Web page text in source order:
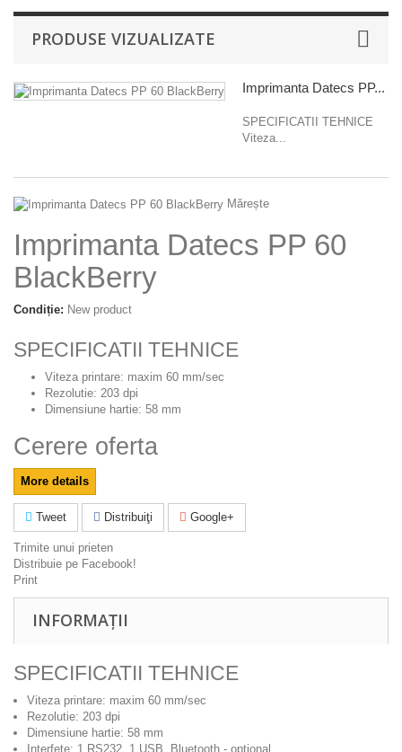
PRODUSE VIZUALIZATE
Imprimanta Datecs PP...
SPECIFICATII TEHNICE
Viteza...
Mărește
Imprimanta Datecs PP 60
BlackBerry
Condiție: New product
SPECIFICATII TEHNICE
Viteza printare: maxim 60 mm/sec
Rezolutie: 203 dpi
Dimensiune hartie: 58 mm
Cerere oferta
More details
Tweet Distribuiţi Google+
Trimite unui prieten
Distribuie pe Facebook!
Print
INFORMAȚII
SPECIFICATII TEHNICE
Viteza printare: maxim 60 mm/sec
Rezolutie: 203 dpi
Dimensiune hartie: 58 mm
Interfete: 1 RS232, 1 USB, Bluetooth - optional